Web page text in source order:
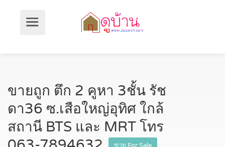
ขายถูก ตึก 2 คูหา 3ชั้น รัช
ดา36 ซ.เสือใหญ่อุทิศ ใกล้
สถานี BTS และ MRT โทร